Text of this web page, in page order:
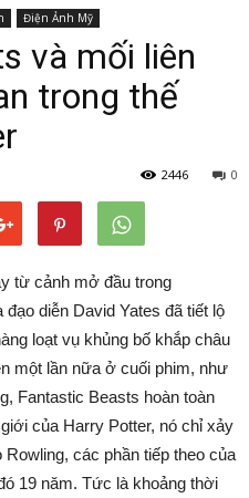
Điện Ảnh Mỹ
và mối liên
trong thế
0
2446
từ cảnh mở đầu trong
diễn David Yates đã tiết lộ
loạt vụ khủng bố khắp châu
một lần nữa ở cuối phim, như
Fantastic Beasts hoàn toàn
của Harry Potter, nó chỉ xảy
các phần tiếp theo của
19 năm. Tức là khoảng thời